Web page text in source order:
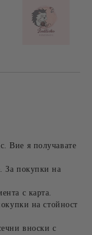
Вие я получавате
За покупки на
с карта.
на стойност
вноски с